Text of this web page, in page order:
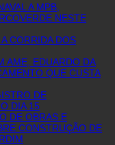
A MPB,
NESTE
CORRIDA DOS
AME, EDUARDO DA
QUE CUSTA
DE
DIA 15
DE OBRAS E
CONSTRUÇÃO DE